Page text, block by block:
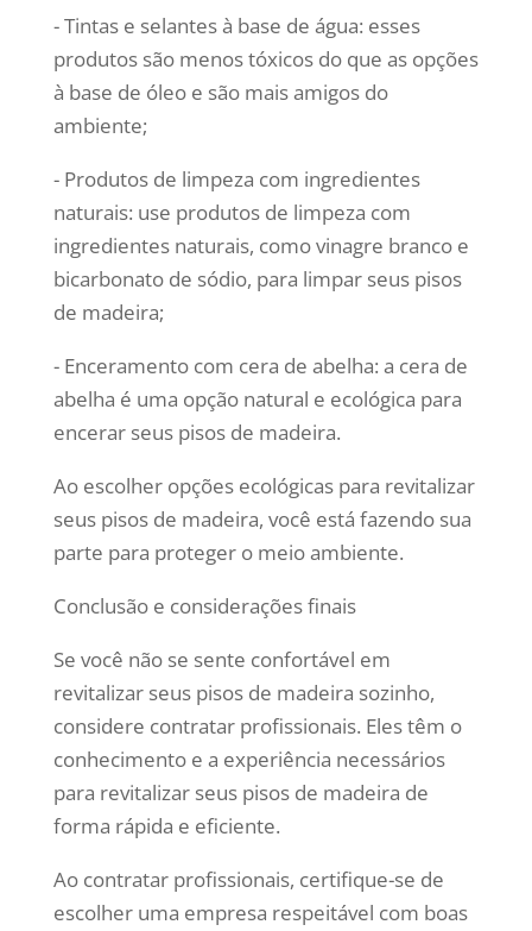
- Tintas e selantes à base de água: esses
produtos são menos tóxicos do que as opções
à base de óleo e são mais amigos do
ambiente;
- Produtos de limpeza com ingredientes
naturais: use produtos de limpeza com
ingredientes naturais, como vinagre branco e
bicarbonato de sódio, para limpar seus pisos
de madeira;
- Enceramento com cera de abelha: a cera de
abelha é uma opção natural e ecológica para
encerar seus pisos de madeira.
Ao escolher opções ecológicas para revitalizar
seus pisos de madeira, você está fazendo sua
parte para proteger o meio ambiente.
Conclusão e considerações finais
Se você não se sente confortável em
revitalizar seus pisos de madeira sozinho,
considere contratar profissionais. Eles têm o
conhecimento e a experiência necessários
para revitalizar seus pisos de madeira de
forma rápida e eficiente.
Ao contratar profissionais, certifique-se de
escolher uma empresa respeitável com boas